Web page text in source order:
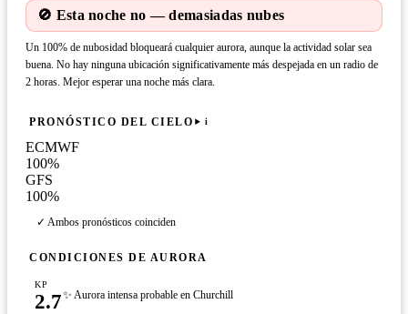
🚫 Esta noche no — demasiadas nubes
Un 100% de nubosidad bloqueará cualquier aurora, aunque la actividad solar sea
buena. No hay ninguna ubicación significativamente más despejada en un radio de
2 horas. Mejor esperar una noche más clara.
PRONÓSTICO DEL CIELO i
ECMWF
100%
GFS
100%
✓ Ambos pronósticos coinciden
CONDICIONES DE AURORA
KP
2.7✨ Aurora intensa probable en Churchill